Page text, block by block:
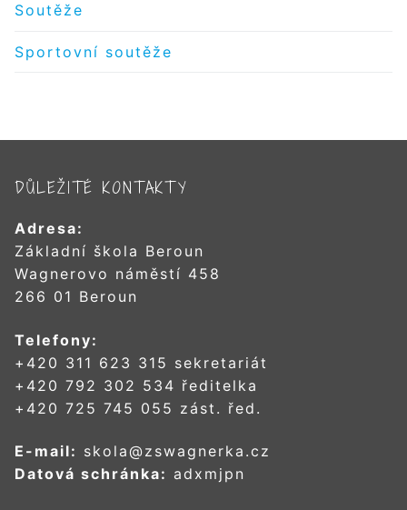
Soutěže
Sportovní soutěže
DŮLEŽITÉ KONTAKTY
Adresa:
Základní škola Beroun
Wagnerovo náměstí 458
266 01 Beroun
Telefony:
+420 311 623 315 sekretariát
+420 792 302 534 ředitelka
+420 725 745 055 zást. řed.
E-mail: skola@zswagnerka.cz
Datová schránka: adxmjpn